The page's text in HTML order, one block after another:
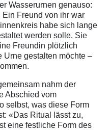
Wasserurnen genauso:
Ein Freund von ihr war
habe sich lange
werden solle. Sie
Freundin plötzlich
Urne gestalten möchte –
nahm der
Abschied vom
selbst, was diese Form
«Das Ritual lässt zu,
eine festliche Form des